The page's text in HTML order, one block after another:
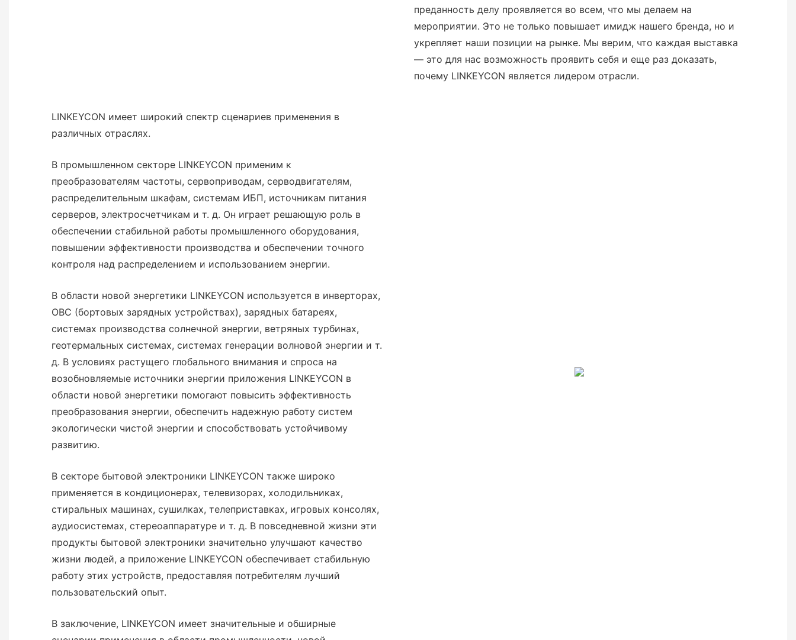
преданность делу проявляется во всем, что мы делаем на
мероприятии. Это не только повышает имидж нашего бренда, но и
укрепляет наши позиции на рынке. Мы верим, что каждая выставка
— это для нас возможность проявить себя и еще раз доказать,
почему LINKEYCON является лидером отрасли.
LINKEYCON имеет широкий спектр сценариев применения в
различных отраслях.
В промышленном секторе LINKEYCON применим к
преобразователям частоты, сервоприводам, серводвигателям,
распределительным шкафам, системам ИБП, источникам питания
серверов, электросчетчикам и т. д. Он играет решающую роль в
обеспечении стабильной работы промышленного оборудования,
повышении эффективности производства и обеспечении точного
контроля над распределением и использованием энергии.
В области новой энергетики LINKEYCON используется в инверторах,
OBC (бортовых зарядных устройствах), зарядных батареях,
системах производства солнечной энергии, ветряных турбинах,
геотермальных системах, системах генерации волновой энергии и т.
д. В условиях растущего глобального внимания и спроса на
возобновляемые источники энергии приложения LINKEYCON в
области новой энергетики помогают повысить эффективность
преобразования энергии, обеспечить надежную работу систем
экологически чистой энергии и способствовать устойчивому
развитию.
В секторе бытовой электроники LINKEYCON также широко
применяется в кондиционерах, телевизорах, холодильниках,
стиральных машинах, сушилках, телеприставках, игровых консолях,
аудиосистемах, стереоаппаратуре и т. д. В повседневной жизни эти
продукты бытовой электроники значительно улучшают качество
жизни людей, а приложение LINKEYCON обеспечивает стабильную
работу этих устройств, предоставляя потребителям лучший
пользовательский опыт.
В заключение, LINKEYCON имеет значительные и обширные